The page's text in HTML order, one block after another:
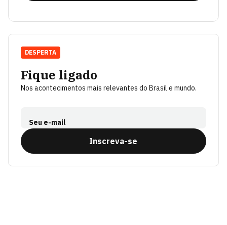
Fique ligado
Nos acontecimentos mais relevantes do Brasil e mundo.
Seu e-mail
Inscreva-se
DESPERTA